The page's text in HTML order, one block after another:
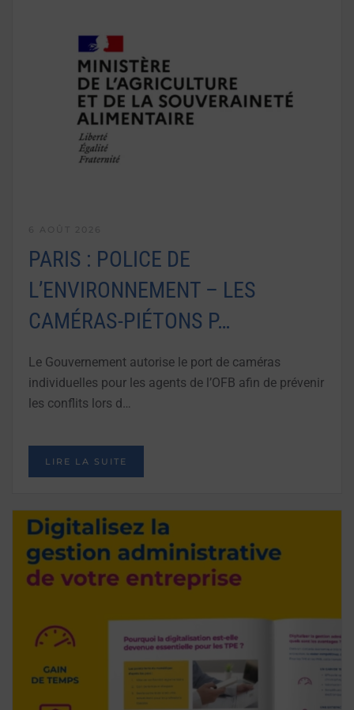
PARIS : POLICE DE
L’ENVIRONNEMENT – LES
CAMÉRAS-PIÉTONS P…
Le Gouvernement autorise le port de caméras
individuelles pour les agents de l’OFB afin de prévenir
les conflits lors d…
LIRE LA SUITE